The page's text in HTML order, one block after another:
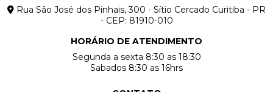
Rua São José dos Pinhais, 300 - Sítio Cercado Curitiba - PR
- CEP: 81910-010
HORÁRIO DE ATENDIMENTO
Segunda a sexta 8:30 as 18:30
Sabados 8:30 as 16hrs